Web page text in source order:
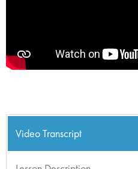
Video Transcript